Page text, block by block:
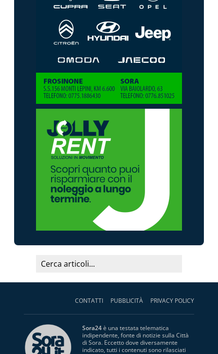
CONTATTI PUBBLICITÀ PRIVACY POLICY
Sora24è una testata telematica
indipendente, fonte di notizie sulla Città
di Sora. Eccetto dove diversamente
indicato, tutti i contenuti sono rilasciati